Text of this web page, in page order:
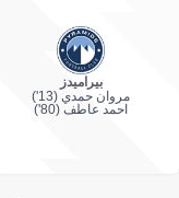
بيراميدز
مروان حمدي (13')
احمد عاطف (80')